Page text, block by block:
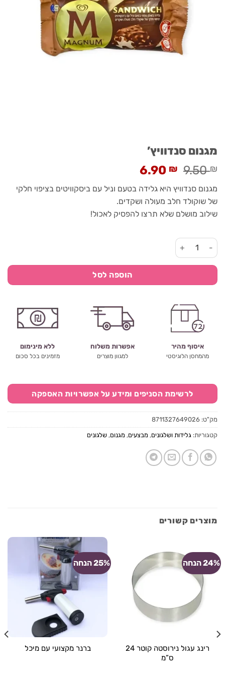
מגנום סנדוויץ’
9.50₪
מחיר
היה:
9.50 ₪.
6.90 ₪
מחיר
6.90 ₪.
מגנום סנדוויץ היא גלידה בטעם וניל עם ביסקוויטים בציפוי חלקי
של שוקולד חלב מעולה ושקדים.
שילוב מושלם שלא תרצו להפסיק לאכול!
כמות של מגנום סנדוויץ'
הוספה לסל
איסוף מהיר
מהמחסן הלוגיסטי
אפשרות משלוח
למגוון מוצרים
ללא מינימום
מזמינים בכל סכום
לרשימת הסניפים ומידע על אפשרויות האספקה
מק"ט: 8711327649026
קטגוריות: גלידות ושלגונים, מבצעים, מגנום, שלגונים
מוצרים קשורים
24% הנחה
רינג עגול נירוסטה קוטר 24
ס”מ
25% הנחה
ברנר מקצועי עם מיכל